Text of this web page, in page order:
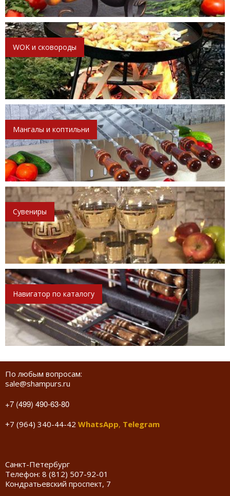
WOK и сковороды
Мангалы и коптильни
Сувениры
Навигатор по каталогу
По любым вопросам:
sale@shampurs.ru
+7 (499) 490-63-80
+7 (964) 340-44-42 WhatsApp, Telegram
Санкт-Петербург
Телефон: 8 (812) 507-92-01
Кондратьевский проспект, 7